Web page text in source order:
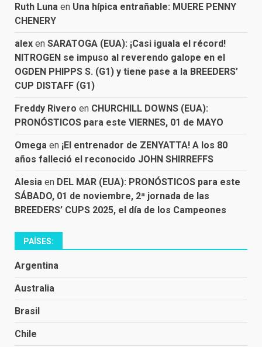
Ruth Luna en Una hípica entrañable: MUERE PENNY
CHENERY
alex en SARATOGA (EUA): ¡Casi iguala el récord!
NITROGEN se impuso al reverendo galope en el
OGDEN PHIPPS S. (G1) y tiene pase a la BREEDERS’
CUP DISTAFF (G1)
Freddy Rivero en CHURCHILL DOWNS (EUA):
PRONÓSTICOS para este VIERNES, 01 de MAYO
Omega en ¡El entrenador de ZENYATTA! A los 80
años falleció el reconocido JOHN SHIRREFFS
Alesia en DEL MAR (EUA): PRONÓSTICOS para este
SÁBADO, 01 de noviembre, 2ª jornada de las
BREEDERS’ CUPS 2025, el día de los Campeones
PAÍSES:
Argentina
Australia
Brasil
Chile